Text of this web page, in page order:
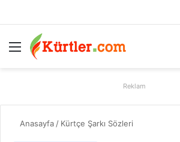
Menü
Reklam
Anasayfa / Kürtçe Şarkı Sözleri